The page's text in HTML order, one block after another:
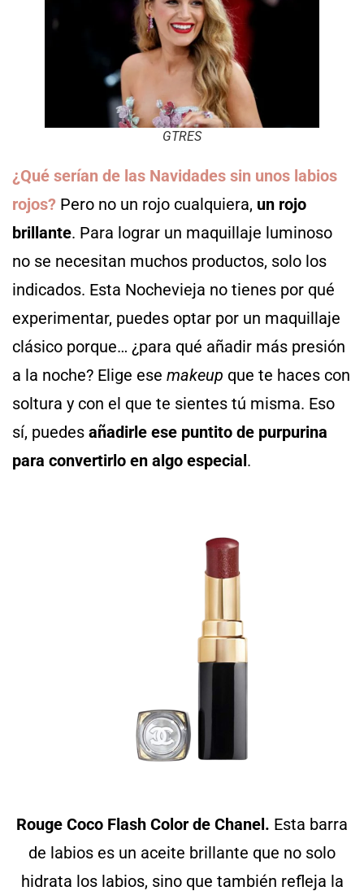
GTRES
¿Qué serían de las Navidades sin unos labios
rojos? Pero no un rojo cualquiera, un rojo
brillante. Para lograr un maquillaje luminoso
no se necesitan muchos productos, solo los
indicados. Esta Nochevieja no tienes por qué
experimentar, puedes optar por un maquillaje
clásico porque… ¿para qué añadir más presión
a la noche? Elige ese makeup que te haces con
soltura y con el que te sientes tú misma. Eso
sí, puedes añadirle ese puntito de purpurina
para convertirlo en algo especial.
Rouge Coco Flash Color de Chanel. Esta barra
de labios es un aceite brillante que no solo
hidrata los labios, sino que también refleja la